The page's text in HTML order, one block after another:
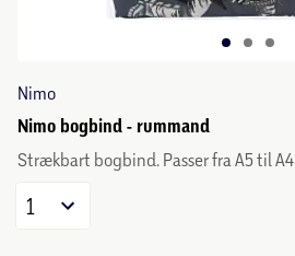
Nimo
Nimo bogbind - rummand
Strækbart bogbind. Passer fra A5 til A4
1